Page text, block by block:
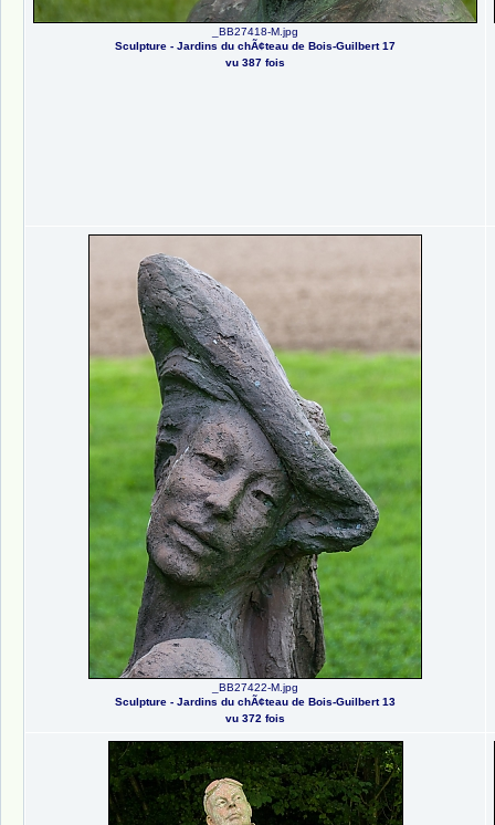
_BB27418-M.jpg
Sculpture - Jardins du chÃ¢teau de Bois-Guilbert 17
vu 387 fois
_BB27422-M.jpg
Sculpture - Jardins du chÃ¢teau de Bois-Guilbert 13
vu 372 fois